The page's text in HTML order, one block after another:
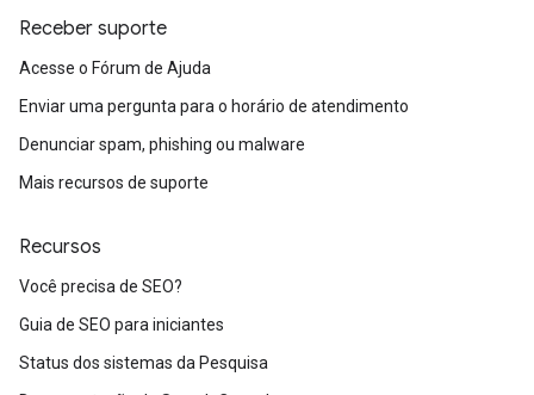
Receber suporte
Acesse o Fórum de Ajuda
Enviar uma pergunta para o horário de atendimento
Denunciar spam, phishing ou malware
Mais recursos de suporte
Recursos
Você precisa de SEO?
Guia de SEO para iniciantes
Status dos sistemas da Pesquisa